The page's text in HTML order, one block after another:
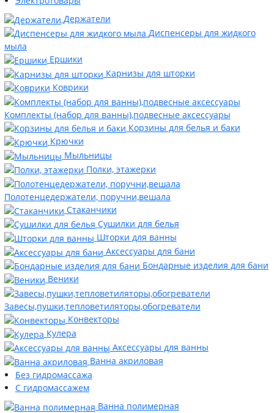
Держатели
Диспенсеры для жидкого
мыла
Ершики
Карнизы для шторки
Коврики
Комплекты (набор для ванны),подвесные аксессуары
Корзины для белья и баки
Крючки
Мыльницы
Полки, этажерки
Полотенцедержатели, поручни,вешала
Стаканчики
Сушилки для белья
Шторки для ванны
Аксессуары для бани
Бондарные изделия для бани
Веники
Завесы,пушки,тепловетиляторы,обогреватели
Конвекторы
Кулера
Аксессуары для ванны
Ванна акриловая
Без гидромассажа
С гидромассажем
Ванна полимерная